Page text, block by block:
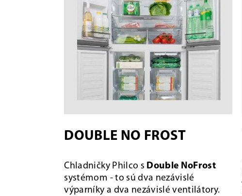
DOUBLE NO FROST
Chladničky Philco s Double NoFrost
systémom - to sú dva nezávislé
výparníky a dva nezávislé ventilátory.